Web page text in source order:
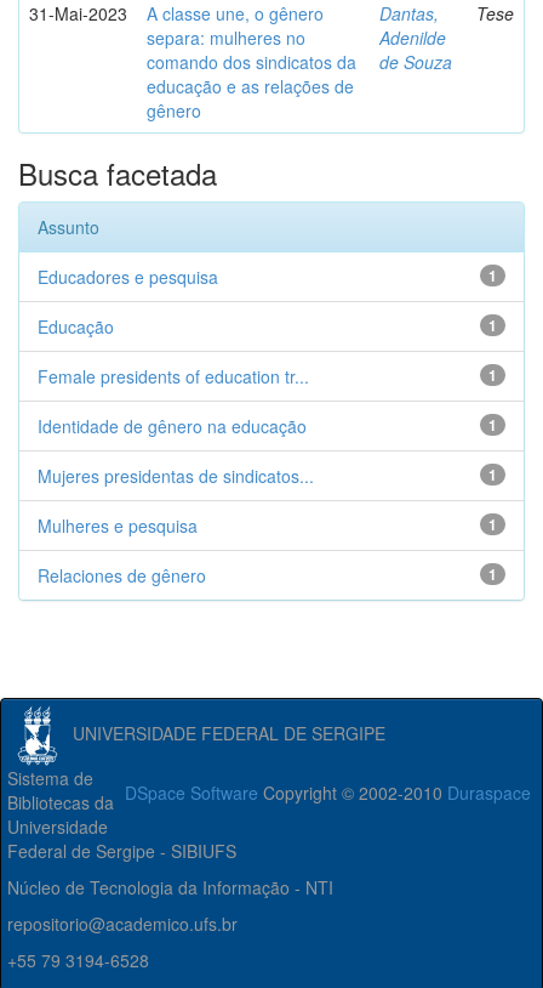
31-Mai-2023
A classe une, o gênero
separa: mulheres no
comando dos sindicatos da
educação e as relações de
gênero
Dantas,
Adenilde
de Souza
Tese
Busca facetada
Assunto
1
Educadores e pesquisa
1
Educação
1
Female presidents of education tr...
1
Identidade de gênero na educação
1
Mujeres presidentas de sindicatos...
1
Mulheres e pesquisa
1
Relaciones de gênero
UNIVERSIDADE FEDERAL DE SERGIPE
DSpace Software Copyright © 2002-2010 Duraspace
Sistema de
Bibliotecas da
Universidade
Federal de Sergipe - SIBIUFS
Núcleo de Tecnologia da Informação - NTI
repositorio@academico.ufs.br
+55 79 3194-6528